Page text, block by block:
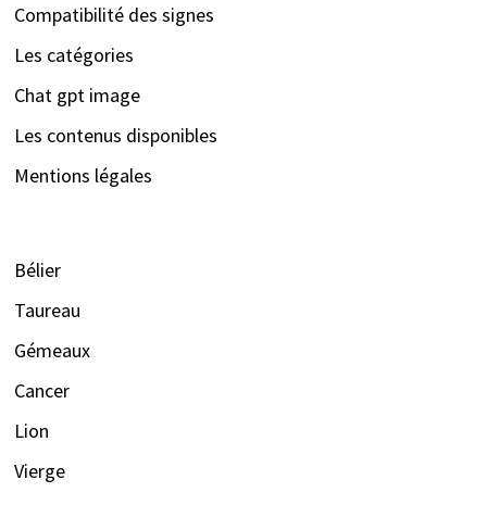
Compatibilité des signes
Les catégories
Chat gpt image
Les contenus disponibles
Mentions légales
Bélier
Taureau
Gémeaux
Cancer
Lion
Vierge